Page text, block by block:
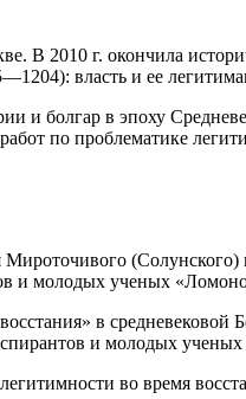
В 2010 г. окончила
власть и ее
и болгар в эпоху
по проблематике
Мироточивого
и молодых ученых
в
и молодых
во время